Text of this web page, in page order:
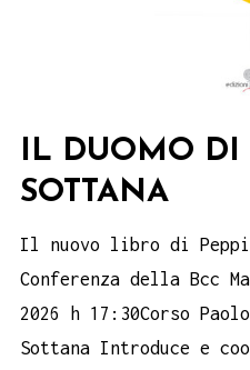
IL DUOMO DI
SOTTANA
Il nuovo libro di
Conferenza della Bcc
2026 h 17:30Corso
Sottana Introduce e